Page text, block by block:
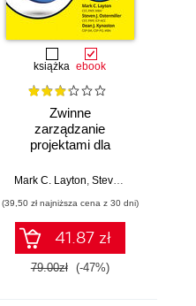
książka ebook
Zwinne
zarządzanie
projektami dla
Wydanie III
Mark C. Layton, Steven J. Ostermiller
(39,50 zł najniższa cena z 30 dni)
41.87 zł
79.00zł (-47%)